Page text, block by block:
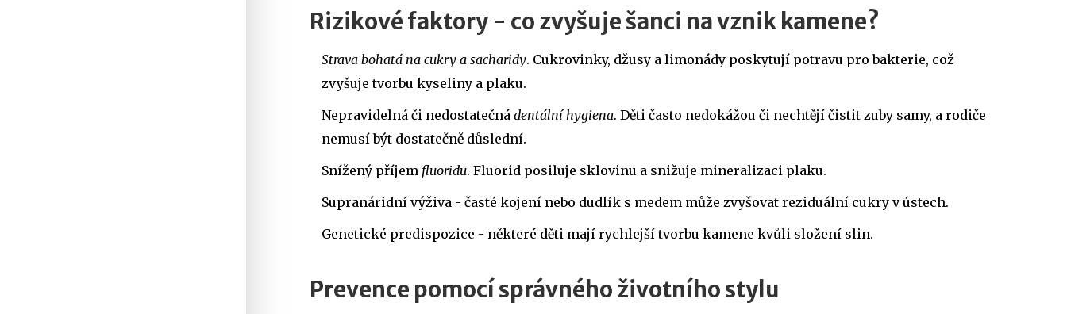
Rizikové faktory - co zvyšuje šanci na vznik kamene?
Strava bohatá na cukry a sacharidy. Cukrovinky, džusy a limonády poskytují potravu pro bakterie, což
zvyšuje tvorbu kyseliny a plaku.
Nepravidelná či nedostatečná dentální hygiena. Děti často nedokážou či nechtějí čistit zuby samy, a rodiče
nemusí být dostatečně důslední.
Snížený příjem fluoridu. Fluorid posiluje sklovinu a snižuje mineralizaci plaku.
Supranáridní výživa - časté kojení nebo dudlík s medem může zvyšovat reziduální cukry v ústech.
Genetické predispozice - některé děti mají rychlejší tvorbu kamene kvůli složení slin.
Prevence pomocí správného životního stylu